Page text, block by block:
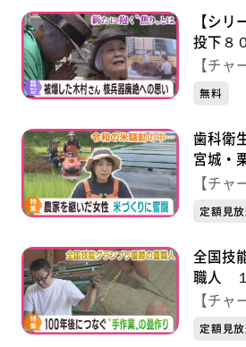
【シリ
投下８
台市の
【チャ
無料
歯科衛
宮城・
闘
【チャ
定額見放
全国技
職人
ぐ“手
【チャ
定額見放